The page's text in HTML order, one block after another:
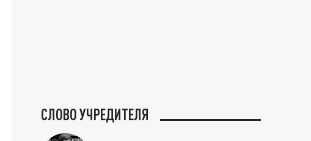
СЛОВО УЧРЕДИТЕЛЯ